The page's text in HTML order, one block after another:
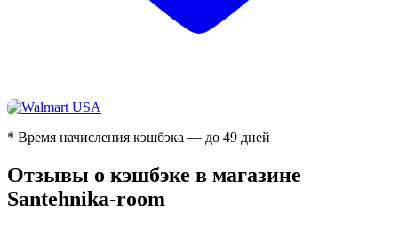
* Время начисления кэшбэка — до 49 дней
Отзывы о кэшбэке в магазине
Santehnika-room